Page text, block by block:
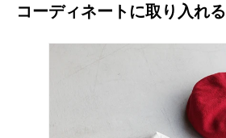
コーディネートに取り入れる